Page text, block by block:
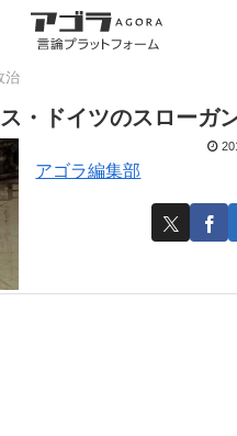
治
・ドイツのスローガ
アゴラ編集部